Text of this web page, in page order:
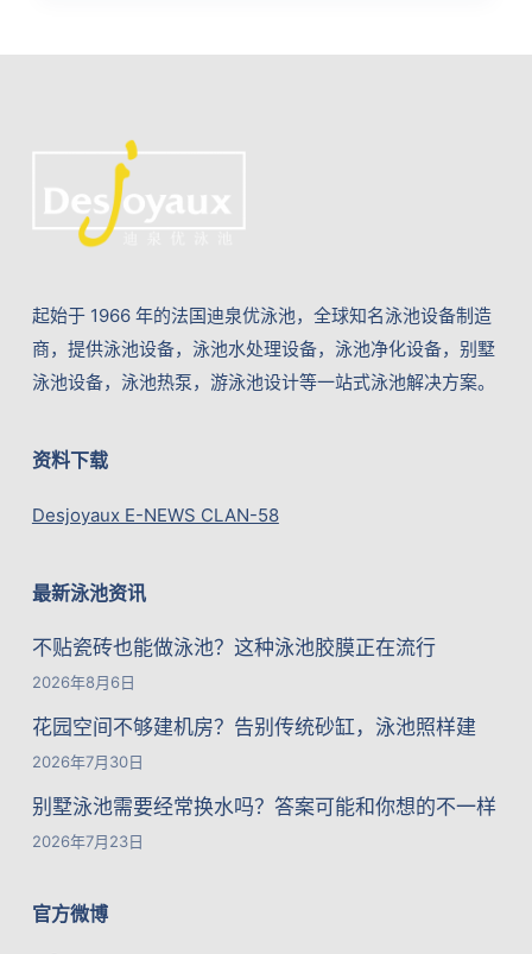
起始于 1966 年的法国迪泉优泳池，全球知名泳池设备制造
商，提供泳池设备，泳池水处理设备，泳池净化设备，别墅
泳池设备，泳池热泵，游泳池设计等一站式泳池解决方案。
资料下载
Desjoyaux E-NEWS CLAN-58
最新泳池资讯
不贴瓷砖也能做泳池？这种泳池胶膜正在流行
2026年8月6日
花园空间不够建机房？告别传统砂缸，泳池照样建
2026年7月30日
别墅泳池需要经常换水吗？答案可能和你想的不一样
2026年7月23日
官方微博